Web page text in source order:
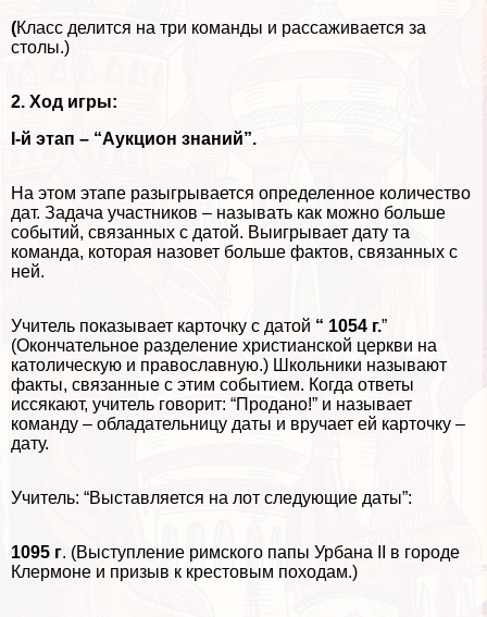
(Класс делится на три комaнды и рассаживается за
столы.)
2. Ход игры:
I-й этап – “Аукцион знаний”.
На этом этапе разыгрывается определенное количество
дат. Задача участников – называть как можно больше
событий, связанных с датой. Выигрывает дату та
комaнда, которая назовет больше фактов, связанных с
ней.
Учитель показывает карточку с датой “ 1054 г.”
(Окончательное разделение христианской церкви на
католическую и православную.) Школьники называют
факты, связанные с этим событием. Когда ответы
иссякают, учитель говорит: “Продано!” и называет
комaнду – обладательницу даты и вручает ей карточку –
дату.
Учитель: “Выставляется на лот следующие даты”:
1095 г. (Выступление римского папы Урбана II в городе
Клермоне и призыв к крестовым походам.)